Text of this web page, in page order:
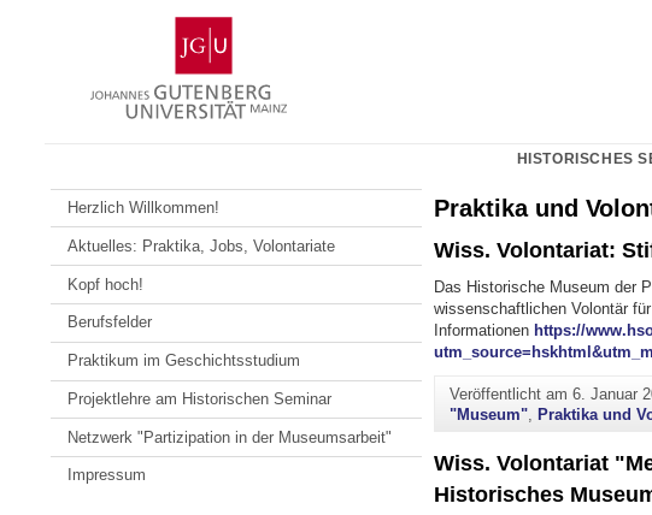
Gutenberg-
Universität
Mainz
HISTORISCHES
Herzlich Willkommen!
Aktuelles: Praktika, Jobs, Volontariate
Kopf hoch!
Berufsfelder
Praktikum im Geschichtsstudium
Projektlehre am Historischen Seminar
Netzwerk "Partizipation in der Museumsarbeit"
Impressum
Praktika und
Wiss. Volontariat:
Das Historische Museum der
wissenschaftlichen Volontär
Informationen https://
Veröffentlicht am6. Januar
"Museum", Praktika und
Wiss. Volontariat
Historisches